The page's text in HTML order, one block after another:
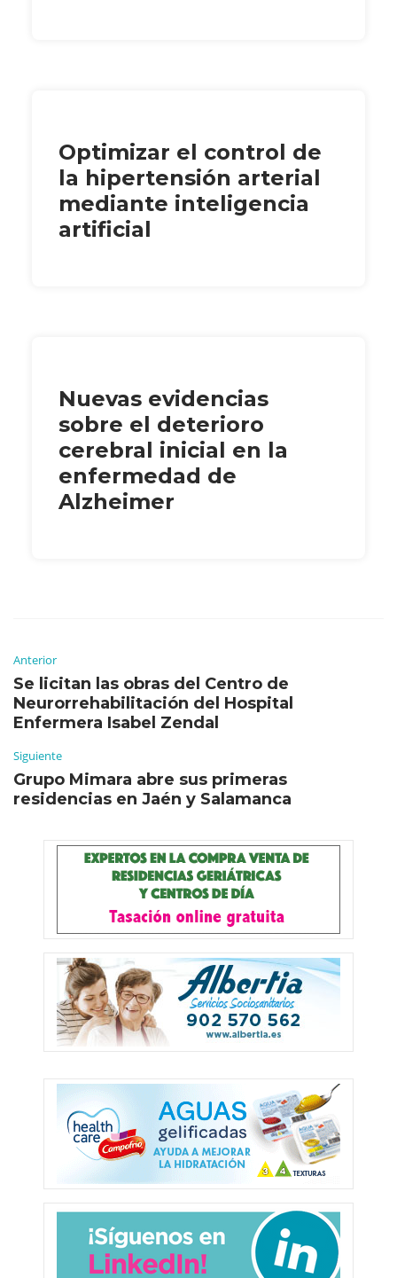
Optimizar el control de
la hipertensión arterial
mediante inteligencia
artificial
Nuevas evidencias
sobre el deterioro
cerebral inicial en la
enfermedad de
Alzheimer
Anterior
Se licitan las obras del Centro de
Neurorrehabilitación del Hospital
Enfermera Isabel Zendal
Siguiente
Grupo Mimara abre sus primeras
residencias en Jaén y Salamanca